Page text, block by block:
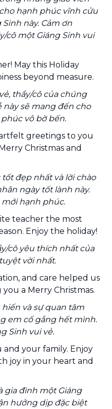
hạnh phúc vĩnh cửu
này. Cảm ơn
cô một Giáng Sinh vui
May this Holiday
beyond measure.
thầy/cô của chúng
sẽ mang đến cho
vô bờ bến.
greetings to you
Christmas and
đẹp nhất và lời chào
ngày tốt lành này.
mới hạnh phúc.
teacher the most
Enjoy the holiday!
cô yêu thích nhất của
vời nhất.
and care helped us
a Merry Christmas.
và sự quan tâm
em cố gắng hết mình.
Sinh vui vẻ.
and your family. Enjoy
joy in your heart and
gia đình một Giáng
hưởng dịp đặc biệt